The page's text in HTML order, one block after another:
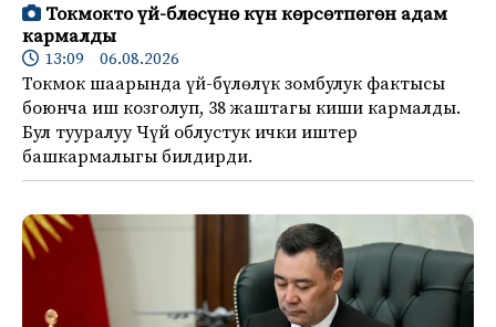
Токмокто үй-блөсүнө күн көрсөтпөгөн адам
кармалды
13:09 06.08.2026
Токмок шаарында үй-бүлөлүк зомбулук фактысы
боюнча иш козголуп, 38 жаштагы киши кармалды.
Бул тууралуу Чүй облустук ички иштер
башкармалыгы билдирди.